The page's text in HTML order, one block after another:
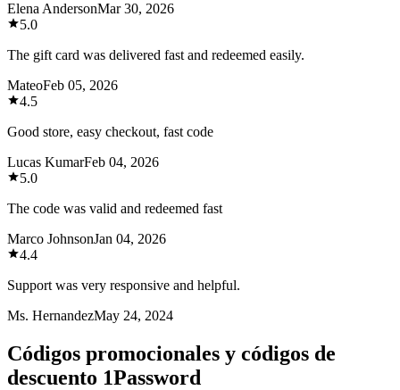
Elena AndersonMar 30, 2026
5.0
The gift card was delivered fast and redeemed easily.
MateoFeb 05, 2026
4.5
Good store, easy checkout, fast code
Lucas KumarFeb 04, 2026
5.0
The code was valid and redeemed fast
Marco JohnsonJan 04, 2026
4.4
Support was very responsive and helpful.
Ms. HernandezMay 24, 2024
Códigos promocionales y códigos de
descuento 1Password